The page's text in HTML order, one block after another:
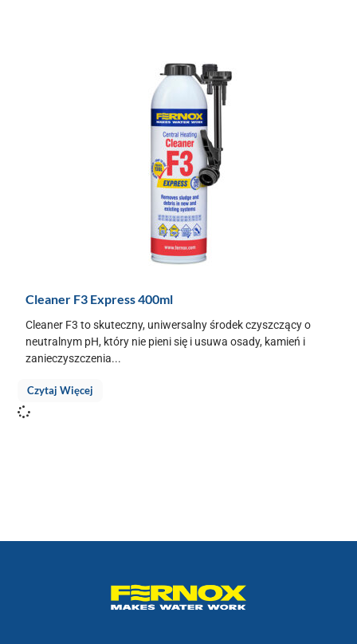
Cleaner F3 Express 400ml
Cleaner F3 to skuteczny, uniwersalny środek czyszczący o
neutralnym pH, który nie pieni się i usuwa osady, kamień i
zanieczyszczenia...
Czytaj Więcej